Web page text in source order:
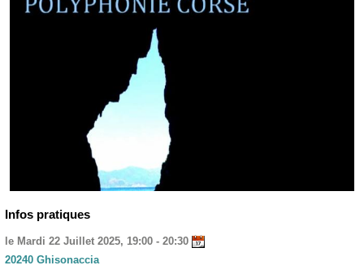
Infos pratiques
le Mardi 22 Juillet 2025, 19:00 - 20:30
20240 Ghisonaccia